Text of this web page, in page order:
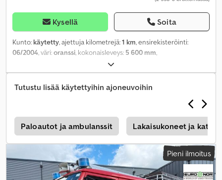
Kysellä Soita
Kunto: käytetty, ajettuja kilometrejä:1 km, ensirekisteröinti:
06/2004, väri:oranssi, kokonaisleveys: 5 600 mm,
Tutustu lisää käytettyihin ajoneuvoihin
Paloautot ja ambulanssit Lakaisukoneet ja
Pieni ilmoitus